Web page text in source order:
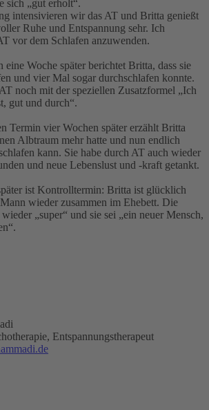
sich „gut erholt“.
intensivieren wir das AT und Britta genießt
Ruhe und Entspannung sehr. Ich
vor dem Schlafen anzuwenden.
eine Woche später berichtet Britta, dass sie
und vier Mal sogar durchschlafen konnte.
noch mit der speziellen Zusatzformel „Ich
gut und durch“.
Termin vier Wochen später erzählt Britta
Albtraum mehr hatte und nun endlich
kann. Sie habe durch AT auch wieder
und neue Lebenslust und -kraft getankt.
ist Kontrolltermin: Britta ist glücklich
wieder zusammen im Ehebett. Die
„super“ und sie sei „ein neuer Mensch,
Entspannungstherapeut